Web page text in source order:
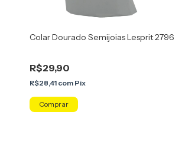
Colar Dourado Semijoias Lesprit 2796
R$29,90
R$28,41 com Pix